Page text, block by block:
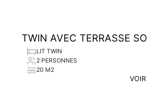
TWIN AVEC TERRASSE
LIT TWIN
2 PERSONNES
20 M2